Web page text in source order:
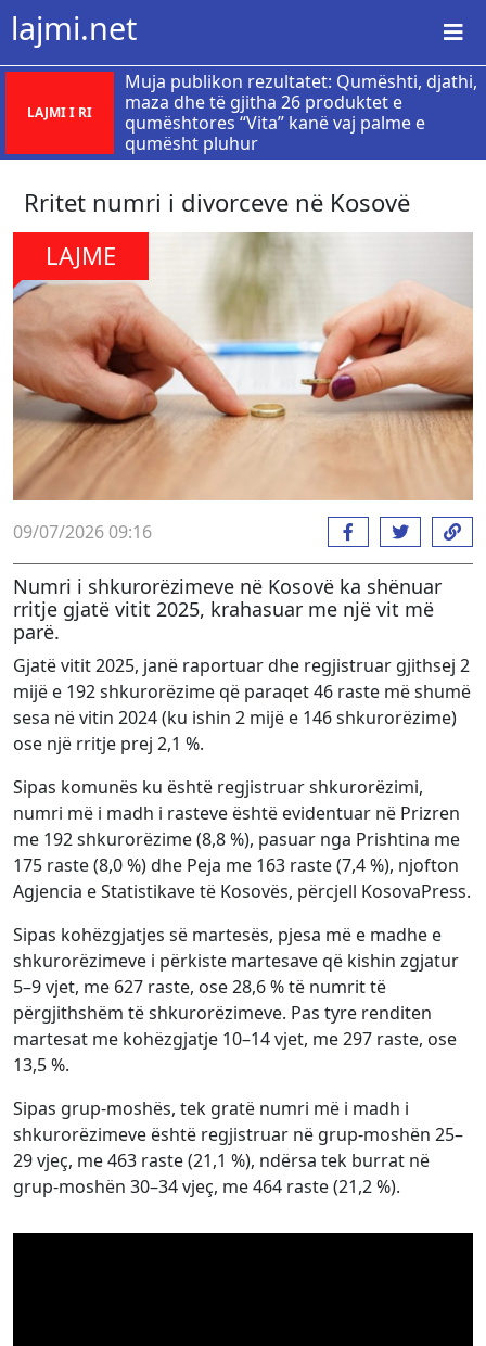
lajmi.net
LAJMI I RI
Muja publikon rezultatet: Qumështi, djathi,
maza dhe të gjitha 26 produktet e
qumështores “Vita” kanë vaj palme e
qumësht pluhur
​Rritet numri i divorceve në Kosovë
LAJME
09/07/2026 09:16
Numri i shkurorëzimeve në Kosovë ka shënuar
rritje gjatë vitit 2025, krahasuar me një vit më
parë.
Gjatë vitit 2025, janë raportuar dhe regjistruar gjithsej 2
mijë e 192 shkurorëzime që paraqet 46 raste më shumë
sesa në vitin 2024 (ku ishin 2 mijë e 146 shkurorëzime)
ose një rritje prej 2,1 %.
Sipas komunës ku është regjistruar shkurorëzimi,
numri më i madh i rasteve është evidentuar në Prizren
me 192 shkurorëzime (8,8 %), pasuar nga Prishtina me
175 raste (8,0 %) dhe Peja me 163 raste (7,4 %), njofton
Agjencia e Statistikave të Kosovës, përcjell KosovaPress.
Sipas kohëzgjatjes së martesës, pjesa më e madhe e
shkurorëzimeve i përkiste martesave që kishin zgjatur
5–9 vjet, me 627 raste, ose 28,6 % të numrit të
përgjithshëm të shkurorëzimeve. Pas tyre renditen
martesat me kohëzgjatje 10–14 vjet, me 297 raste, ose
13,5 %.
Sipas grup-moshës, tek gratë numri më i madh i
shkurorëzimeve është regjistruar në grup-moshën 25–
29 vjeç, me 463 raste (21,1 %), ndërsa tek burrat në
grup-moshën 30–34 vjeç, me 464 raste (21,2 %).